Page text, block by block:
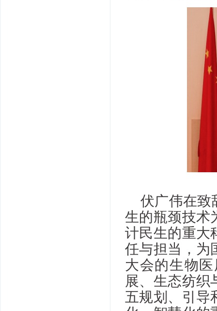
伏广伟在致
生的瓶颈技术
计民生的重大
任与担当，为
大会的生物
展、生态纺织
五规划、引导